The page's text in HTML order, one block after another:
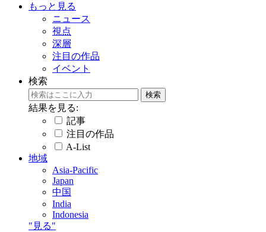
もっと見る
ニュース
視点
深層
注目の作品
イベント
検索
結果を見る:
記事
注目の作品
A-List
地域
Asia-Pacific
Japan
中国
India
Indonesia
"見る"